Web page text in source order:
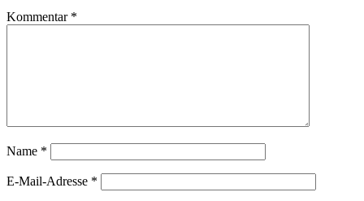
Kommentar *
Name *
E-Mail-Adresse *